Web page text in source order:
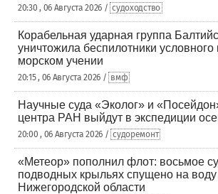
20:30 , 06 Августа 2026 / судоходство
Корабельная ударная группа
уничтожила беспилотники условного
морском учении
20:15 , 06 Августа 2026 / вмф
Научные суда «Эколог» и
центра РАН выйдут в экспедиции
20:00 , 06 Августа 2026 / судоремонт
«Метеор» пополнил флот: восьмое
подводных крыльях спущено на воду
Нижегородской области